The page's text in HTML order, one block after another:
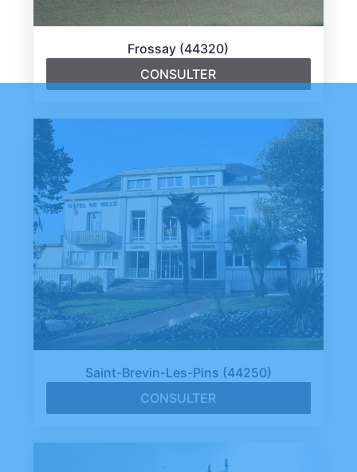
Frossay (44320)
CONSULTER
Saint-Brevin-Les-Pins (44250)
CONSULTER